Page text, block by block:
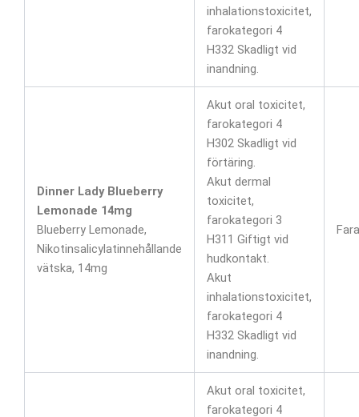
inhalationstoxicitet,
farokategori 4
H332 Skadligt vid
inandning.
Dinner Lady Blueberry
Lemonade 14mg
Blueberry Lemonade,
Nikotinsalicylatinnehållande
vätska, 14mg
Akut oral toxicitet,
farokategori 4
H302 Skadligt vid
förtäring.
Akut dermal
toxicitet,
farokategori 3
H311 Giftigt vid
hudkontakt.
Akut
inhalationstoxicitet,
farokategori 4
H332 Skadligt vid
inandning.
Fara
Akut oral toxicitet,
farokategori 4